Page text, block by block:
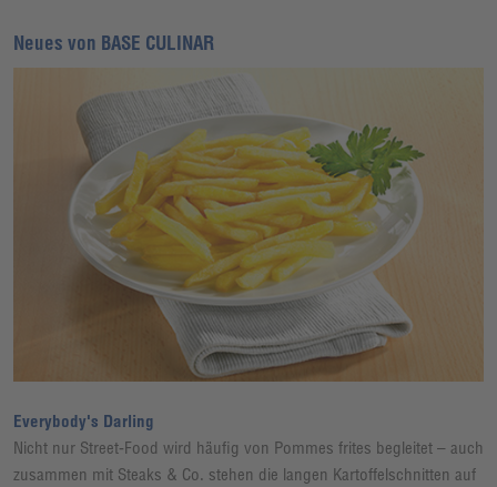
Neues von BASE CULINAR
Everybody's Darling
Nicht nur Street-Food wird häufig von Pommes frites begleitet – auch
zusammen mit Steaks & Co. stehen die langen Kartoffelschnitten auf